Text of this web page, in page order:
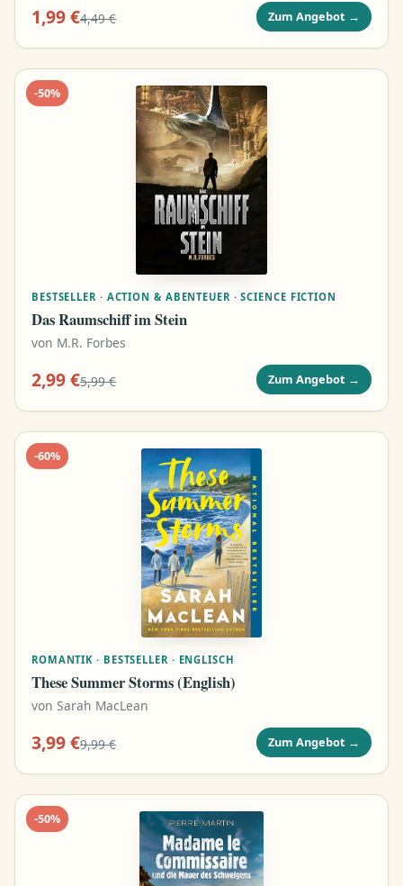
1,99 €4,49 € Zum Angebot →
-50%
BESTSELLER · ACTION & ABENTEUER · SCIENCE FICTION
Das Raumschiff im Stein
von M.R. Forbes
2,99 €5,99 € Zum Angebot →
-60%
ROMANTIK · BESTSELLER · ENGLISCH
These Summer Storms (English)
von Sarah MacLean
3,99 €9,99 € Zum Angebot →
-50%